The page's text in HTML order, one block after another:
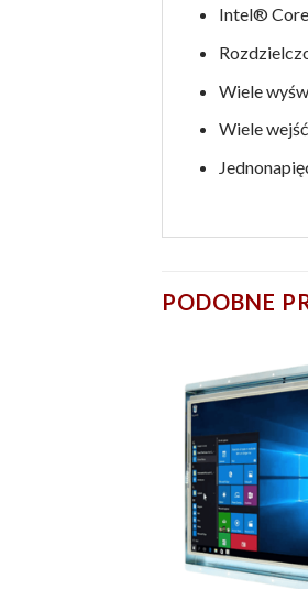
Intel®
Wiele
Wiele
PODOBNE